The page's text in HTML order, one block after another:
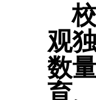
观
数
育